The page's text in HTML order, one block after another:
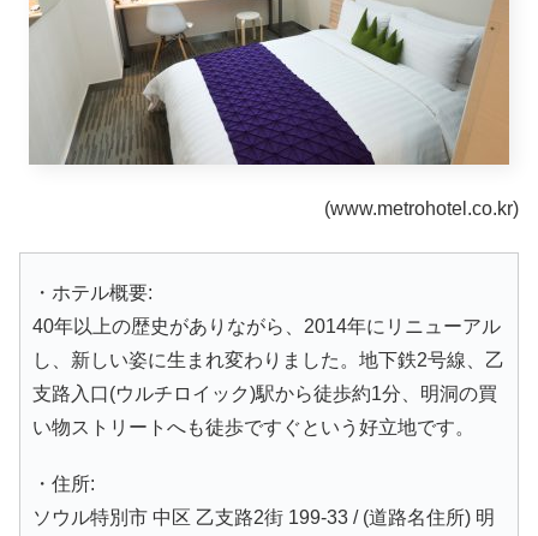
(www.metrohotel.co.kr)
・ホテル概要:
40年以上の歴史がありながら、2014年にリニューアル
し、新しい姿に生まれ変わりました。地下鉄2号線、乙
支路入口(ウルチロイック)駅から徒歩約1分、明洞の買
い物ストリートへも徒歩ですぐという好立地です。
・住所:
ソウル特別市 中区 乙支路2街 199-33 / (道路名住所) 明